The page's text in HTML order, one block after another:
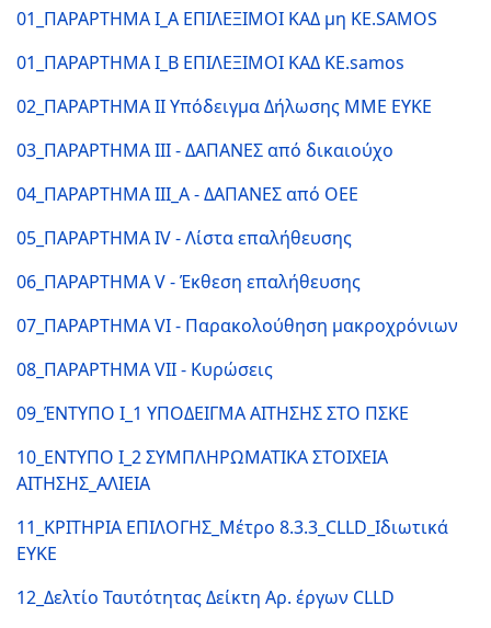
01_ΠΑΡΑΡΤΗΜΑ Ι_A ΕΠΙΛΕΞΙΜΟΙ ΚΑΔ μη ΚΕ.SAMOS
01_ΠΑΡΑΡΤΗΜΑ Ι_Β ΕΠΙΛΕΞΙΜΟΙ ΚΑΔ ΚΕ.samos
02_ΠΑΡΑΡΤΗΜΑ ΙΙ Υπόδειγμα Δήλωσης ΜΜΕ ΕΥΚΕ
03_ΠΑΡΑΡΤΗΜΑ ΙΙΙ - ΔΑΠΑΝΕΣ από δικαιούχο
04_ΠΑΡΑΡΤΗΜΑ ΙΙΙ_Α - ΔΑΠΑΝΕΣ από ΟΕΕ
05_ΠΑΡΑΡΤΗΜΑ ΙV - Λίστα επαλήθευσης
06_ΠΑΡΑΡΤΗΜΑ V - Έκθεση επαλήθευσης
07_ΠΑΡΑΡΤΗΜΑ VI - Παρακολούθηση μακροχρόνιων
08_ΠΑΡΑΡΤΗΜΑ VΙΙ - Κυρώσεις
09_ΈΝΤΥΠΟ Ι_1 ΥΠΟΔΕΙΓΜΑ ΑΙΤΗΣΗΣ ΣΤΟ ΠΣΚΕ
10_ΕΝΤΥΠΟ Ι_2 ΣΥΜΠΛΗΡΩΜΑΤΙΚΑ ΣΤΟΙΧΕΙΑ
ΑΙΤΗΣΗΣ_ΑΛΙΕΙΑ
11_ΚΡΙΤΗΡΙΑ ΕΠΙΛΟΓΗΣ_Μέτρο 8.3.3_CLLD_Ιδιωτικά
ΕΥΚΕ
12_Δελτίο Ταυτότητας Δείκτη Αρ. έργων CLLD